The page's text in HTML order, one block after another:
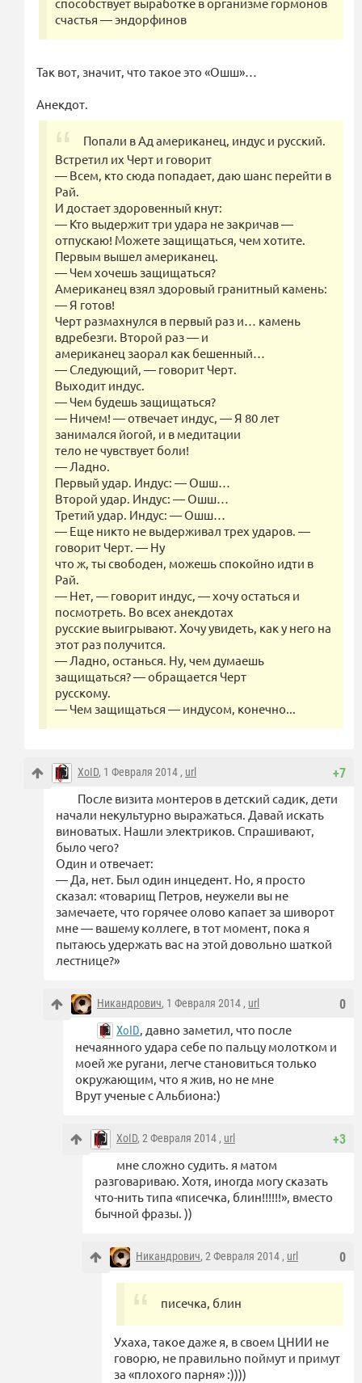
способствует выработке в организме гормонов
счастья — эндорфинов
Так вот, значит, что такое это «Ошш»…
Анекдот.
Попали в Ад американец, индус и русский.
Встретил их Черт и говорит
— Всем, кто сюда попадает, даю шанс перейти в
Рай.
И достает здоровенный кнут:
— Кто выдержит три удара не закричав —
отпускаю! Можете защищаться, чем хотите.
Первым вышел американец.
— Чем хочешь защищаться?
Американец взял здоровый гранитный камень:
— Я готов!
Черт размахнулся в первый раз и… камень
вдребезги. Второй раз — и
американец заорал как бешенный…
— Следующий, — говорит Черт.
Выходит индус.
— Чем будешь защищаться?
— Ничем! — отвечает индус, — Я 80 лет
занимался йогой, и в медитации
тело не чувствует боли!
— Ладно.
Первый удар. Индус: — Ошш…
Второй удар. Индус: — Ошш…
Третий удар. Индус: — Ошш…
— Еще никто не выдерживал трех ударов. —
говорит Черт. — Ну
что ж, ты свободен, можешь спокойно идти в
Рай.
— Нет, — говорит индус, — хочу остаться и
посмотреть. Во всех анекдотах
русские выигрывают. Хочу увидеть, как у него на
этот раз получится.
— Ладно, останься. Ну, чем думаешь
защищаться? — обращается Черт
русскому.
— Чем защищаться — индусом, конечно...
+7
XoID, 1 Февраля 2014 , url
После визита монтеров в детский садик, дети
начали некультурно выражаться. Давай искать
виноватых. Нашли электриков. Спрашивают,
было чего?
Один и отвечает:
— Да, нет. Был один инцедент. Но, я просто
сказал: «товарищ Петров, неужели вы не
замечаете, что горячее олово капает за шиворот
мне — вашему коллеге, в тот момент, пока я
пытаюсь удержать вас на этой довольно шаткой
лестнице?»
0
Никандрович, 1 Февраля 2014 , url
XoID, давно заметил, что после
нечаянного удара себе по пальцу молотком и
моей же ругани, легче становиться только
окружающим, что я жив, но не мне
Врут ученые с Альбиона:)
+3
XoID, 2 Февраля 2014 , url
мне сложно судить. я матом
разговариваю. Хотя, иногда могу сказать
что-нить типа «писечка, блин!!!!!!», вместо
бычной фразы. ))
0
Никандрович, 2 Февраля 2014 , url
писечка, блин
Ухаха, такое даже я, в своем ЦНИИ не
говорю, не правильно поймут и примут
за «плохого парня» :))))